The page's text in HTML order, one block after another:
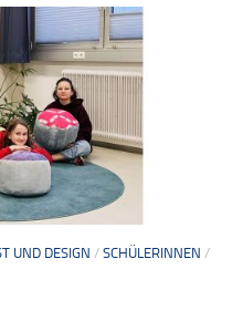
UND DESIGN / SCHÜLERINNEN /